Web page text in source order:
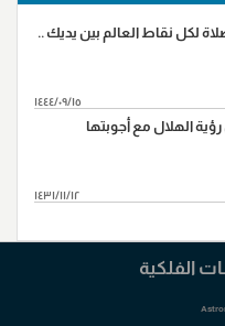
لكل نقاط العالم بين يديك ..
١٤٤٤/٠٩/١٥
الهلال مع أجوبتها
١٤٣١/١١/١٢
الفلکیة